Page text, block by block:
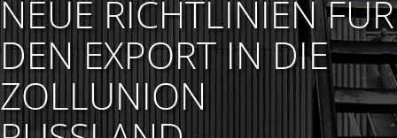
NEUE RICHTLINIEN FÜR
DEN EXPORT IN DIE
ZOLLUNION